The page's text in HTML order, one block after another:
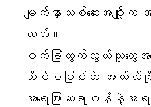
မျက်နှာသစ်ဆေးအချို့က အ
တယ်။
ဝက်ခြံထွက်လွယ်သူတွေအ
သိပ်မပြင်းဘဲ အယ်လ်ကိုဟေ
အရေပြားဆရာဝန်နဲ့